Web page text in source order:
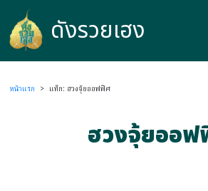
ดังรวยเฮง
ดังรวยเฮง
หน้าแรก > แท็ก: ฮวงจุ้ยออฟฟิศ
ฮวงจุ้ยออ